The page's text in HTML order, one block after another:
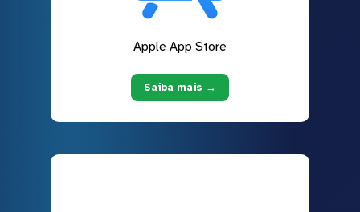
Apple App Store
Saiba mais →